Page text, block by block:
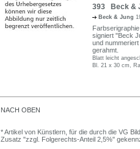
393 Beck &
Beck & Jung
signiert "Beck
und
gerahmt.
Blatt leicht
Bl. 21 x 30 cm,
NACH OBEN
* Artikel von Künstlern, für die durch die VG
Zusatz "zzgl. Folgerechts-Anteil 2,5%"